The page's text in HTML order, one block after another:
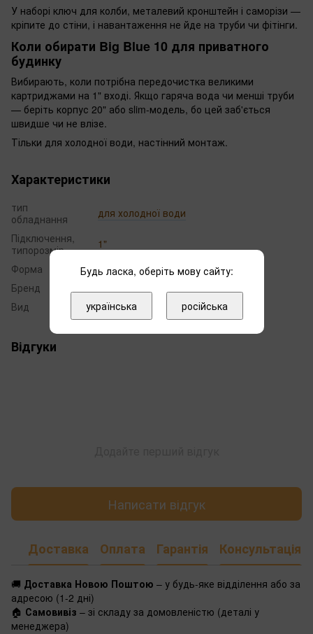
У наборі ключ для колби, металевий кронштейн і саморізи —
кріпите до стіни, і навантаження не йде на труби чи фітінги.
Коли обирати Big Blue 10 для приватного
будинку
Вибирають, коли потрібна передочистка великими
картриджами на 1" вході. Якщо гаряча вода чи менші труби
— беріть корпус 20" або slim-модель, бо цей заб'ється
швидше чи не влізе.
Тільки для холодної води, настінний монтаж.
Характеристики
тип
обладнання
для холодної води
Підключення,
типорозмір
1"
Форма
Big Blue 10 (4,5 x 10")
Бренд
Вид
блакитна
Відгуки
Написати відгук
Доставка Оплата Гарантія Консультація
🚚 Доставка Новою Поштою – у будь-яке відділення або за
адресою (1-2 дні)
🏠 Самовивіз – зі складу за домовленістю (деталі у
менеджера)
Будь ласка, оберіть мову сайту:
українська російська